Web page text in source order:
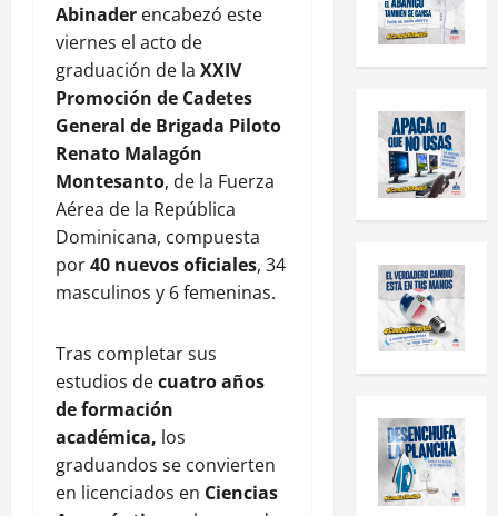
Abinader encabezó este
viernes el acto de
graduación de la XXIV
Promoción de Cadetes
General de Brigada Piloto
Renato Malagón
Montesanto, de la Fuerza
Aérea de la República
Dominicana, compuesta
por40 nuevos oficiales, 34
masculinos y 6 femeninas.
Tras completar sus
estudios decuatro años
de formación
académica, los
graduandos se convierten
en licenciados en Ciencias